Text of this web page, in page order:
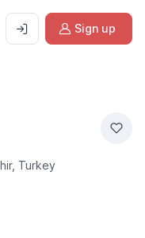
Sign up
Turkey